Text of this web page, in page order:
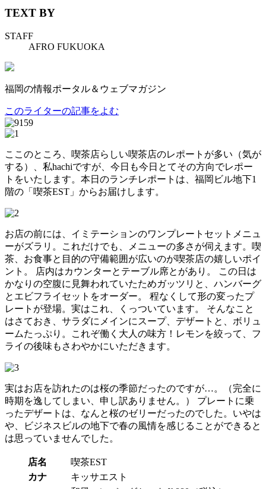
TEXT BY
STAFF
AFRO FUKUOKA
福岡の情報ポータル＆ウェブマガジン
このライターの記事をよむ
ここのところ、喫茶店らしい喫茶店のレポートが多い（気が
する）、私hachiですが、今日も今日とてその方向でレポー
トをいたします。本日のランチレポートは、福岡ビル地下1
階の「喫茶EST」からお届けします。
お店の前には、イミテーションのワンプレートセットメニュ
ーがズラリ。これだけでも、メニューの多さが伺えます。喫
茶、お食事と目的の守備範囲が広いのが喫茶店の嬉しいポイ
ント。 店内はカウンターとテーブル席とがあり。 この日は
かなりの空腹に見舞われていたためガッツリと、ハンバーグ
とエビフライセットをオーダー。 程なくして形の変ったプ
レートが登場。実はこれ、くっついています。 そんなこと
はさておき、サラダにメインにスープ、デザートと、ボリュ
ームたっぷり。これぞ働く大人の味方！レモンを絞って、フ
ライの後味もさわやかにいただきます。
実はお店を訪れたのは桜の季節だったのですが…。（完全に
時期を逸してしまい、申し訳ありません。） プレートに乗
ったデザートは、なんと桜のゼリーだったのでした。いやは
や、ビジネスビルの地下で春の風情を感じることができると
は思っていませんでした。
店名
喫茶EST
カナ
キッサエスト